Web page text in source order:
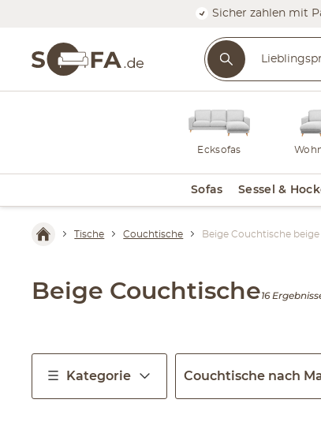
Sicher zahlen mit
Ecksofas
Sofas Sessel &
Tische Couchtische Beige Couchtische beige
Beige Couchtische16
Kategorie Couchtische nach